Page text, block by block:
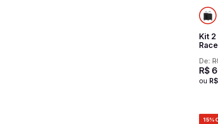
Kit 2
De:
R$
ou R$
15%